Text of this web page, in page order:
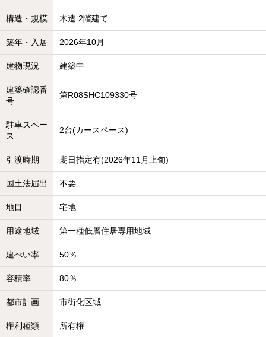
構造・規模 木造 2階建て
築年・入居 2026年10月
建物現況 建築中
建築確認番
号
第R08SHC109330号
駐車スペー
ス
2台(カースペース)
引渡時期 期日指定有(2026年11月上旬)
国土法届出 不要
地目 宅地
用途地域 第一種低層住居専用地域
建ぺい率 50％
容積率 80％
都市計画 市街化区域
権利種類 所有権